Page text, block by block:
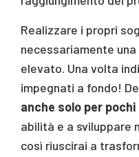
Realizzare i propri
necessariamente
elevato. Una volta
impegnati a fondo!
anche solo per
abilità e a sviluppare
così riuscirai a